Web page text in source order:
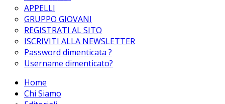
APPELLI
GRUPPO GIOVANI
REGISTRATI AL SITO
ISCRIVITI ALLA NEWSLETTER
Password dimenticata ?
Username dimenticato?
Home
Chi Siamo